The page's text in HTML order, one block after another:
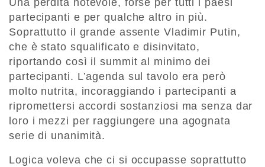
Una perdita notevole, forse per tutti i paesi
partecipanti e per qualche altro in più.
Soprattutto il grande assente Vladimir Putin,
che è stato squalificato e disinvitato,
riportando così il summit al minimo dei
partecipanti. L’agenda sul tavolo era però
molto nutrita, incoraggiando i partecipanti a
ripromettersi accordi sostanziosi ma senza dar
loro i mezzi per raggiungere una agognata
serie di unanimità.
Logica voleva che ci si occupasse soprattutto